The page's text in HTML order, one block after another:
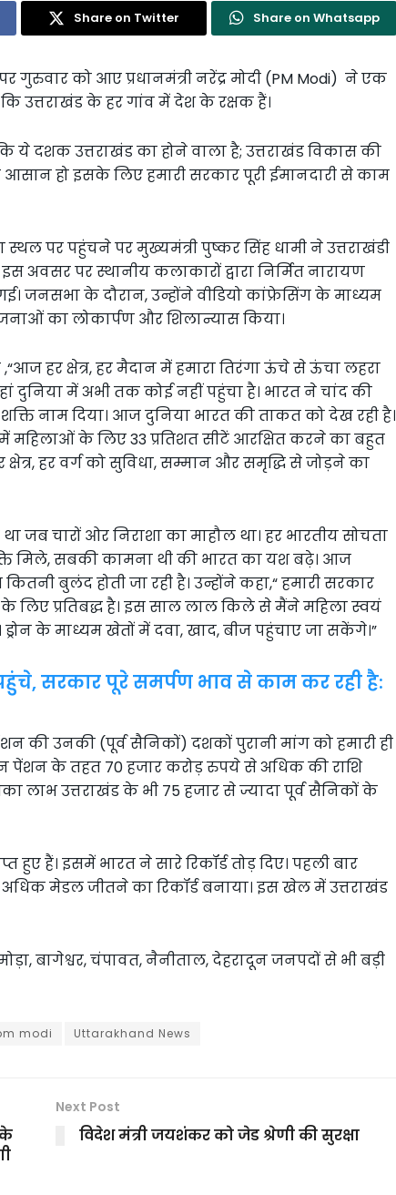
Share on Twitter Share on Whatsapp
गुरुवार को आए प्रधानमंत्री नरेंद्र मोदी (PM Modi) ने एक
उत्तराखंड के हर गांव में देश के रक्षक हैं।
कि ये दशक उत्तराखंड का होने वाला है; उत्तराखंड विकास की
हो इसके लिए हमारी सरकार पूरी ईमानदारी से काम
पर पहुंचने पर मुख्यमंत्री पुष्कर सिंह धामी ने उत्तराखंडी
अवसर पर स्थानीय कलाकारों द्वारा निर्मित नारायण
जनसभा के दौरान, उन्होंने वीडियो कांफ्रेसिंग के माध्यम
का लोकार्पण और शिलान्यास किया।
हर क्षेत्र, हर मैदान में हमारा तिरंगा ऊंचे से ऊंचा लहरा
दुनिया में अभी तक कोई नहीं पहुंचा है। भारत ने चांद की
नाम दिया। आज दुनिया भारत की ताकत को देख रही है।
के लिए 33 प्रतिशत सीटें आरक्षित करने का बहुत
हर वर्ग को सुविधा, सम्मान और समृद्धि से जोड़ने का
जब चारों ओर निराशा का माहौल था। हर भारतीय सोचता
मिले, सबकी कामना थी की भारत का यश बढ़े। आज
बुलंद होती जा रही है। उन्होंने कहा,“ हमारी सरकार
प्रतिबद्ध है। इस साल लाल किले से मैंने महिला स्वयं
के माध्यम खेतों में दवा, खाद, बीज पहुंचाए जा सकेंगे।”
सरकार पूरे समर्पण भाव से काम कर रही है:
की उनकी (पूर्व सैनिकों) दशकों पुरानी मांग को हमारी ही
के तहत 70 हजार करोड़ रुपये से अधिक की राशि
लाभ उत्तराखंड के भी 75 हजार से ज्यादा पूर्व सैनिकों के
हैं। इसमें भारत ने सारे रिकॉर्ड तोड़ दिए। पहली बार
मेडल जीतने का रिकॉर्ड बनाया। इस खेल में उत्तराखंड
बागेश्वर, चंपावत, नैनीताल, देहरादून जनपदों से भी बड़ी
modi Uttarakhand News
Next Post
विदेश मंत्री जयशंकर को जेड श्रेणी की सुरक्षा